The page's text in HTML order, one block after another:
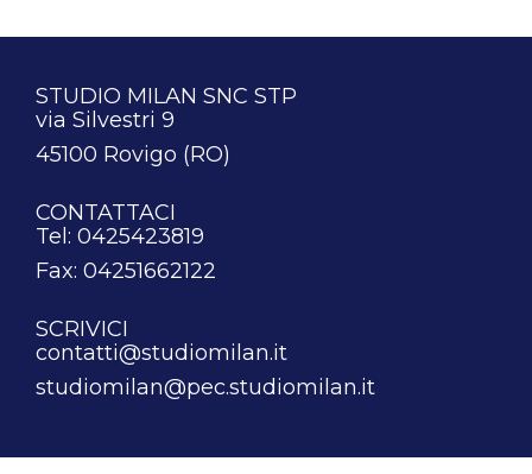
STUDIO MILAN SNC STP
via Silvestri 9
45100 Rovigo (RO)
CONTATTACI
Tel: 0425423819
Fax: 04251662122
SCRIVICI
contatti@studiomilan.it
studiomilan@pec.studiomilan.it